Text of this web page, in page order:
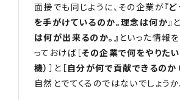
面接でも同じように、その企業が『
を手がけているのか。理念は何か』
は何が出来るのか。 』といった情報
っておけば［その企業で何をやりた
機） ］と［自分が何で貢献できるのか
自然とでてくるのではないでしょうか